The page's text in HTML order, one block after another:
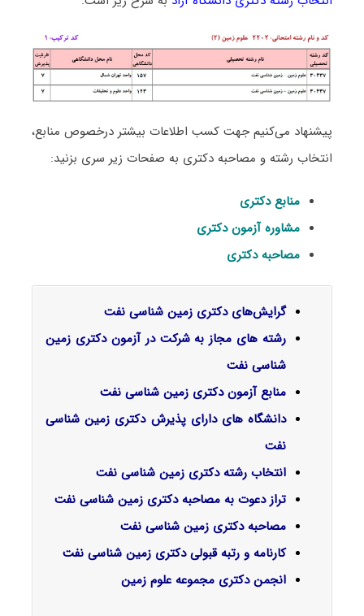
پیشنهاد می‌کنیم جهت کسب اطلاعات بیشتر درخصوص منابع،
انتخاب رشته و مصاحبه دکتری به صفحات زیر سری بزنید:
منابع دکتری
مشاوره آزمون دکتری
مصاحبه دکتری
گرایش‌های دکتری زمین شناسی ﻧﻔﺖ
رشته های مجاز به شرکت در آزمون دکتری زمین
شناسی نفت
منابع آزمون دکتری زمین شناسی نفت
دانشگاه های دارای پذیرش دکتری زمین شناسی
نفت
انتخاب رشته دکتری زمین شناسی نفت
تراز دعوت به مصاحبه دکتری زمین شناسی نفت
مصاحبه دکتری زمین شناسی نفت
کارنامه و رتبه قبولی دکتری زمین شناسی نفت
انجمن دکتری مجموعه علوم زمین